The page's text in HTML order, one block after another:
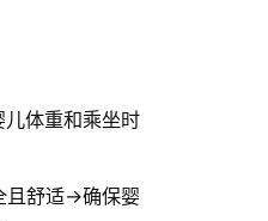
体重和乘坐时
且舒适→确保婴